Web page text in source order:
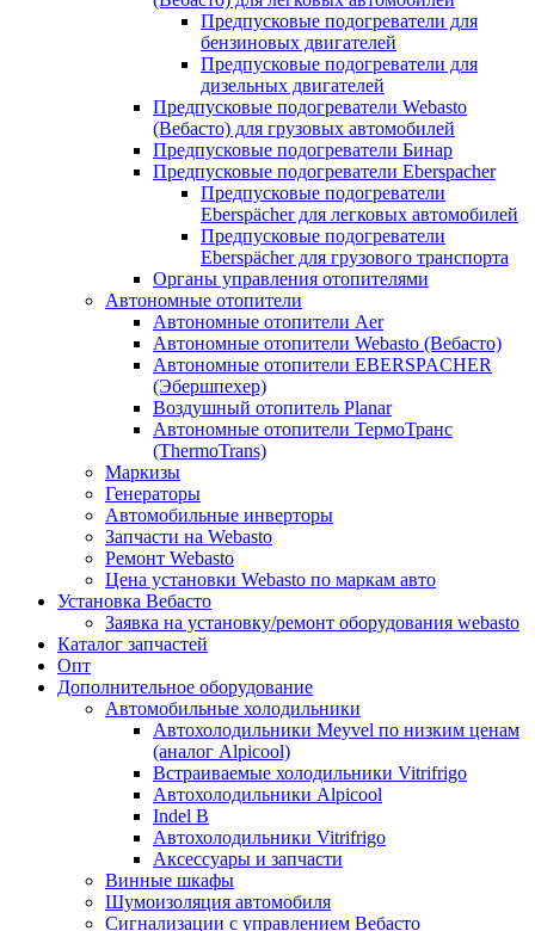
Предпусковые подогреватели для
бензиновых двигателей
Предпусковые подогреватели для
дизельных двигателей
Предпусковые подогреватели Webasto
(Вебасто) для грузовых автомобилей
Предпусковые подогреватели Бинар
Предпусковые подогреватели Eberspacher
Предпусковые подогреватели
Eberspächer для легковых автомобилей
Предпусковые подогреватели
Eberspächer для грузового транспорта
Органы управления отопителями
Автономные отопители
Автономные отопители Аer
Автономные отопители Webasto (Вебасто)
Автономные отопители EBERSPACHER
(Эбершпехер)
Воздушный отопитель Planar
Автономные отопители ТермоТранс
(ThermoTrans)
Маркизы
Генераторы
Автомобильные инверторы
Запчасти на Webasto
Ремонт Webasto
Цена установки Webasto по маркам авто
Установка Вебасто
Заявка на установку/ремонт оборудования webasto
Каталог запчастей
Опт
Дополнительное оборудование
Автомобильные холодильники
Автохолодильники Meyvel по низким ценам
(аналог Alpicool)
Встраиваемые холодильники Vitrifrigo
Автохолодильники Alpicool
Indel B
Автохолодильники Vitrifrigo
Аксессуары и запчасти
Винные шкафы
Шумоизоляция автомобиля
Сигнализации с управлением Вебасто